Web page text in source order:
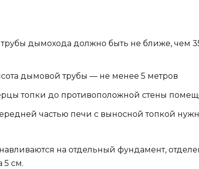
дымохода должно быть не ближе, чем
дымовой трубы — не менее 5 метров
топки до противоположной стены
частью печи с выносной топкой
на отдельный фундамент,
5 см.